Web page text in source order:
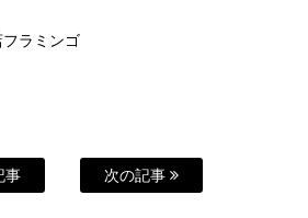
ラミンゴ
事 次の記事